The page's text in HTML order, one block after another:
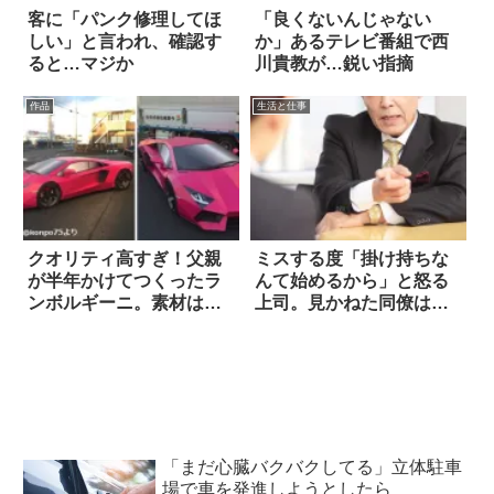
客に「パンク修理してほ
しい」と言われ、確認す
ると…マジか
「良くないんじゃない
か」あるテレビ番組で西
川貴教が…鋭い指摘
作品
クオリティ高すぎ！父親
が半年かけてつくったラ
ンボルギーニ。素材はな
生活と仕事
ミスする度「掛け持ちな
んて始めるから」と怒る
上司。見かねた同僚は…
「まだ心臓バクバクしてる」立体駐車
場で車を発進しようとしたら